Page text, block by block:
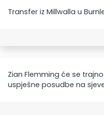
Transfer iz Millwalla u
Zian Flemming će se
uspješne posudbe na